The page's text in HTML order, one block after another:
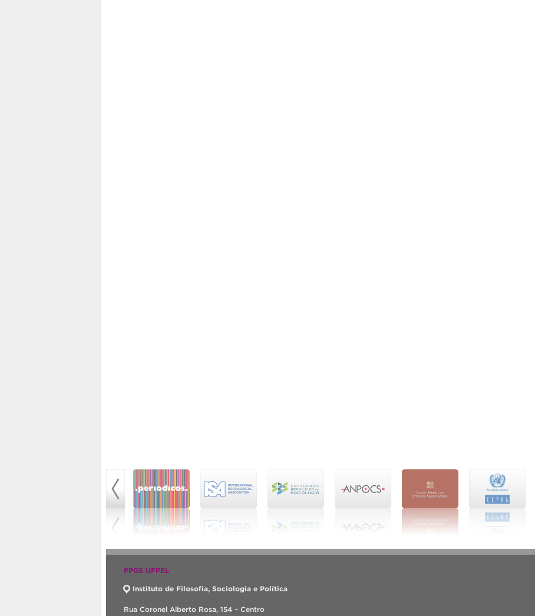
PPGS UFPEL
Instituto de Filosofia, Sociologia e Política
Rua Coronel Alberto Rosa, 154 – Centro